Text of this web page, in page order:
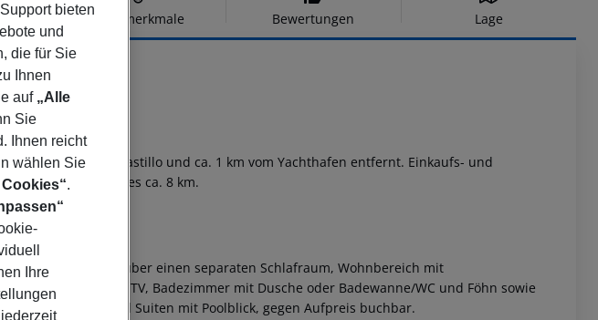
Hotelmerkmale Bewertungen Lage
Sandstrand El Castillo und ca. 1 km vom Yachthafen entfernt. Einkaufs- und
Flughafen sind es ca. 8 km.
35 m²) verfügen über einen separaten Schlafraum, Wohnbereich mit
Telefon und SAT-TV, Badezimmer mit Dusche oder Badewanne/WC und Föhn sowie
(UB) sind Suiten mit Poolblick, gegen Aufpreis buchbar.
bieten
und
die für Sie
Ihnen
auf „Alle
Sie
Ihnen reicht
wählen Sie
.
Ihre